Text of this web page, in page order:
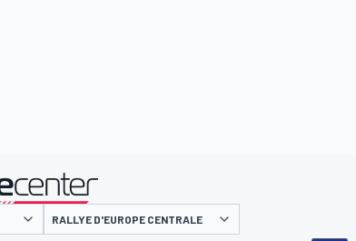
présenté par
RALLYE D'EUROPE CENTRALE